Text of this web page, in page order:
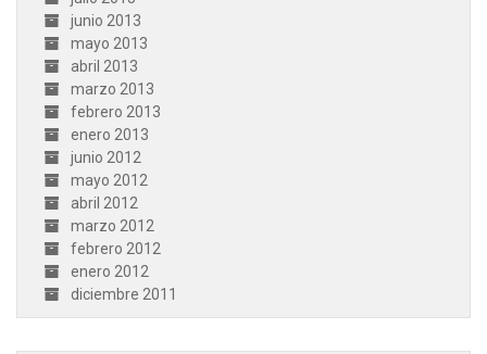
junio 2013
mayo 2013
abril 2013
marzo 2013
febrero 2013
enero 2013
junio 2012
mayo 2012
abril 2012
marzo 2012
febrero 2012
enero 2012
diciembre 2011